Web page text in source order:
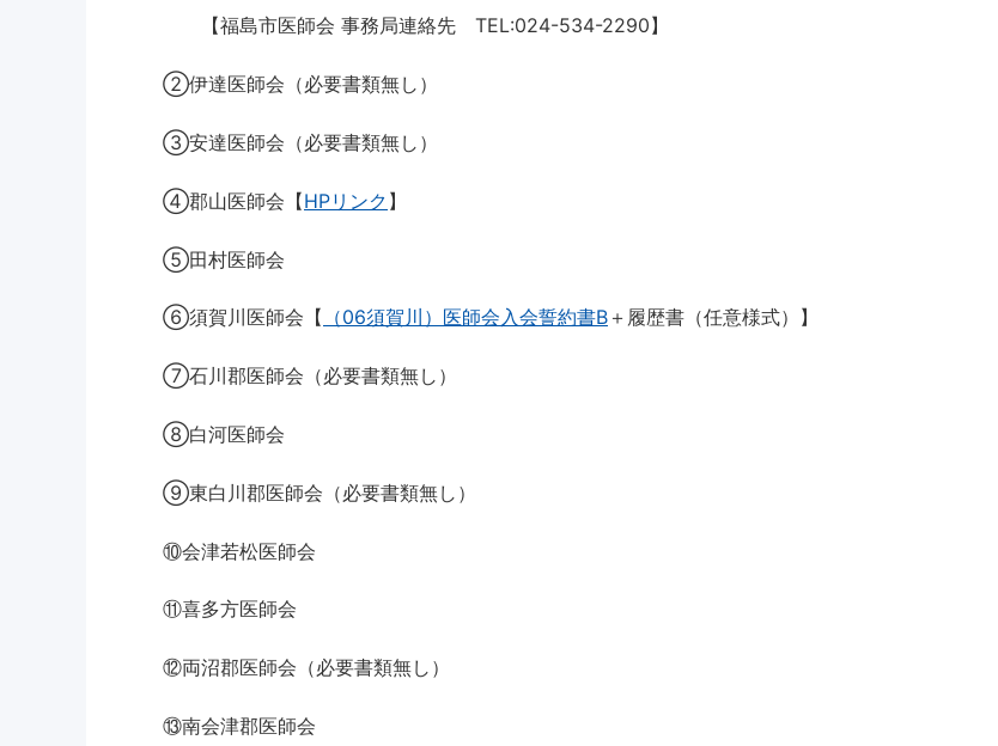
【福島市医師会 事務局連絡先 TEL:024-534-2290】
②伊達医師会（必要書類無し）
③安達医師会（必要書類無し）
④郡山医師会【HPリンク 】
⑤田村医師会
⑥須賀川医師会【 （06須賀川）医師会入会誓約書B ＋履歴書（任意様式）】
⑦石川郡医師会（必要書類無し）
⑧白河医師会
⑨東白川郡医師会（必要書類無し）
⑩会津若松医師会
⑪喜多方医師会
⑫両沼郡医師会（必要書類無し）
⑬南会津郡医師会